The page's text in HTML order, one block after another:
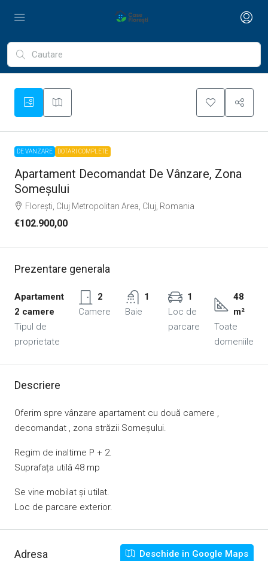
DE VANZARE DOTARI COMPLETE
Apartament Decomandat De Vânzare, Zona
Someșului
Florești, Cluj Metropolitan Area, Cluj, Romania
€102.900,00
Prezentare generala
Apartament
2 camere
Tipul de
proprietate
2
Camere
1
Baie
1
Loc de
parcare
48
m²
Toate
domeniile
Descriere
Oferim spre vânzare apartament cu două camere ,
decomandat , zona străzii Someșului.
Regim de inaltime P + 2.
Suprafața utilă 48 mp
Se vine mobilat și utilat.
Loc de parcare exterior.
Adresa Deschide in Google Maps